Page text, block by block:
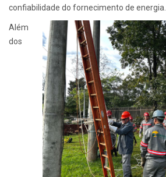
confiabilidade do fornecimento de energia.
Além
dos